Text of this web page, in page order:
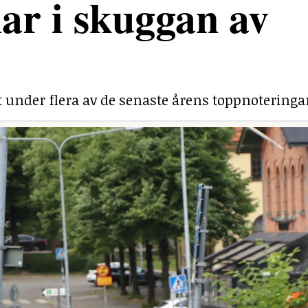
i skuggan av
flera av de senaste årens